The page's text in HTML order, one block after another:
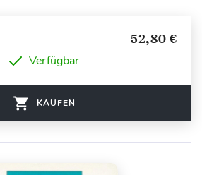
52,80 €
Verfügbar
KAUFEN